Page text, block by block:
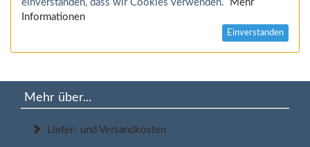
einverstanden, dass wir Cookies verwenden.
Mehr
Informationen
Einverstanden
Mehr über...
Liefer- und Versandkosten